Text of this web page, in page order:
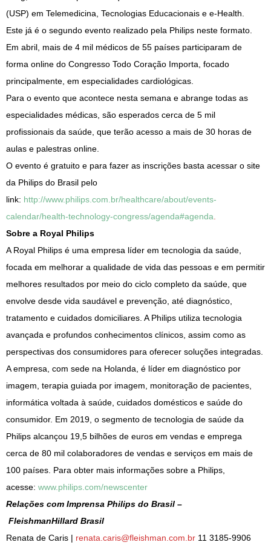
(USP) em Telemedicina, Tecnologias Educacionais e e-Health.
Este já é o segundo evento realizado pela Philips neste formato.
Em abril, mais de 4 mil médicos de 55 países participaram de
forma online do Congresso Todo Coração Importa, focado
principalmente, em especialidades cardiológicas.
Para o evento que acontece nesta semana e abrange todas as
especialidades médicas, são esperados cerca de 5 mil
profissionais da saúde, que terão acesso a mais de 30 horas de
aulas e palestras online.
O evento é gratuito e para fazer as inscrições basta acessar o site
da Philips do Brasil pelo
link: http://www.philips.com.br/healthcare/about/events-
calendar/health-technology-congress/agenda#agenda.
Sobre a Royal Philips
A Royal Philips é uma empresa líder em tecnologia da saúde,
focada em melhorar a qualidade de vida das pessoas e em permitir
melhores resultados por meio do ciclo completo da saúde, que
envolve desde vida saudável e prevenção, até diagnóstico,
tratamento e cuidados domiciliares. A Philips utiliza tecnologia
avançada e profundos conhecimentos clínicos, assim como as
perspectivas dos consumidores para oferecer soluções integradas.
A empresa, com sede na Holanda, é líder em diagnóstico por
imagem, terapia guiada por imagem, monitoração de pacientes,
informática voltada à saúde, cuidados domésticos e saúde do
consumidor. Em 2019, o segmento de tecnologia de saúde da
Philips alcançou 19,5 bilhões de euros em vendas e emprega
cerca de 80 mil colaboradores de vendas e serviços em mais de
100 países. Para obter mais informações sobre a Philips,
acesse: www.philips.com/newscenter
Relações com Imprensa Philips do Brasil –
FleishmanHillard Brasil
Renata de Caris | renata.caris@fleishman.com.br 11 3185-9906